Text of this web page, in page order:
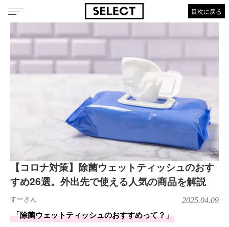
目次に戻る
【コロナ対策】除菌ウェットティッシュのおす
すめ26選。外出先で使える人気の商品を解説
すーさん 2025.04.09
「除菌ウェットティッシュのおすすめって？」